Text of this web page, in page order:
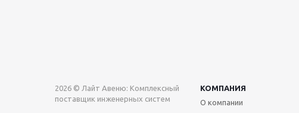
2026 © Лайт Авеню: Комплексный
поставщик инженерных систем
КОМПАНИЯ
О компании